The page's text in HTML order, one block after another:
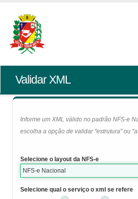
Validar XML
Informe um XML válido no padrão NFS-e
escolha a opção de validar "estrutura" ou
Selecione o layout da NFS-e
NFS-e Nacional
Selecione qual o serviço o xml se refere